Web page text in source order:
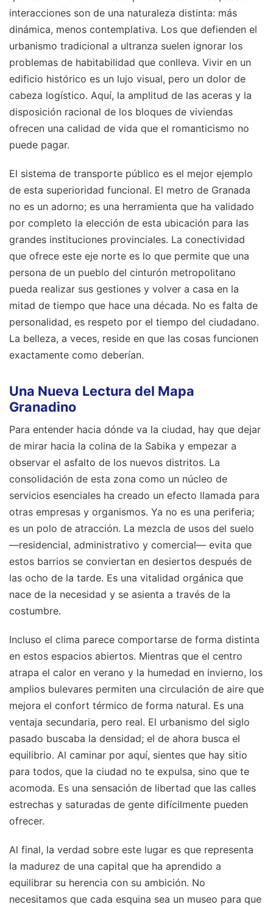
interacciones son de una naturaleza distinta: más
dinámica, menos contemplativa. Los que defienden el
urbanismo tradicional a ultranza suelen ignorar los
problemas de habitabilidad que conlleva. Vivir en un
edificio histórico es un lujo visual, pero un dolor de
cabeza logístico. Aquí, la amplitud de las aceras y la
disposición racional de los bloques de viviendas
ofrecen una calidad de vida que el romanticismo no
puede pagar.
El sistema de transporte público es el mejor ejemplo
de esta superioridad funcional. El metro de Granada
no es un adorno; es una herramienta que ha validado
por completo la elección de esta ubicación para las
grandes instituciones provinciales. La conectividad
que ofrece este eje norte es lo que permite que una
persona de un pueblo del cinturón metropolitano
pueda realizar sus gestiones y volver a casa en la
mitad de tiempo que hace una década. No es falta de
personalidad, es respeto por el tiempo del ciudadano.
La belleza, a veces, reside en que las cosas funcionen
exactamente como deberían.
Una Nueva Lectura del Mapa
Granadino
Para entender hacia dónde va la ciudad, hay que dejar
de mirar hacia la colina de la Sabika y empezar a
observar el asfalto de los nuevos distritos. La
consolidación de esta zona como un núcleo de
servicios esenciales ha creado un efecto llamada para
otras empresas y organismos. Ya no es una periferia;
es un polo de atracción. La mezcla de usos del suelo
—residencial, administrativo y comercial— evita que
estos barrios se conviertan en desiertos después de
las ocho de la tarde. Es una vitalidad orgánica que
nace de la necesidad y se asienta a través de la
costumbre.
Incluso el clima parece comportarse de forma distinta
en estos espacios abiertos. Mientras que el centro
atrapa el calor en verano y la humedad en invierno, los
amplios bulevares permiten una circulación de aire que
mejora el confort térmico de forma natural. Es una
ventaja secundaria, pero real. El urbanismo del siglo
pasado buscaba la densidad; el de ahora busca el
equilibrio. Al caminar por aquí, sientes que hay sitio
para todos, que la ciudad no te expulsa, sino que te
acomoda. Es una sensación de libertad que las calles
estrechas y saturadas de gente difícilmente pueden
ofrecer.
Al final, la verdad sobre este lugar es que representa
la madurez de una capital que ha aprendido a
equilibrar su herencia con su ambición. No
necesitamos que cada esquina sea un museo para que